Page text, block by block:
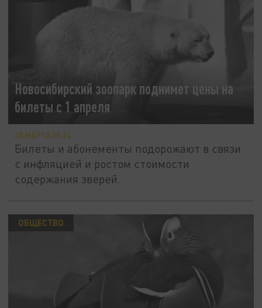
Новосибирский зоопарк поднимет цены на
билеты с 1 апреля
28 МАРТА 08:24
Билеты и абонементы подорожают в связи
с инфляцией и ростом стоимости
содержания зверей.
ОБЩЕСТВО